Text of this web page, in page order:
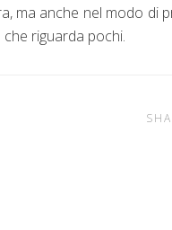
ma anche nel modo di
riguarda pochi.